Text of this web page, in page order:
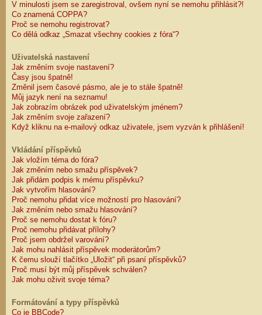
V minulosti jsem se zaregistroval, ovšem nyní se nemohu přihlásit?!
Co znamená COPPA?
Proč se nemohu registrovat?
Co dělá odkaz „Smazat všechny cookies z fóra“?
Uživatelská nastavení
Jak změním svoje nastavení?
Časy jsou špatně!
Změnil jsem časové pásmo, ale je to stále špatně!
Můj jazyk není na seznamu!
Jak zobrazím obrázek pod uživatelským jménem?
Jak změním svoje zařazení?
Když kliknu na e-mailový odkaz uživatele, jsem vyzván k přihlášení!
Vkládání příspěvků
Jak vložím téma do fóra?
Jak změním nebo smažu příspěvek?
Jak přidám podpis k mému příspěvku?
Jak vytvořím hlasování?
Proč nemohu přidat více možností pro hlasování?
Jak změním nebo smažu hlasování?
Proč se nemohu dostat k fóru?
Proč nemohu přidávat přílohy?
Proč jsem obdržel varování?
Jak mohu nahlásit příspěvek moderátorům?
K čemu slouží tlačítko „Uložit“ při psaní příspěvků?
Proč musí být můj příspěvek schválen?
Jak mohu oživit svoje téma?
Formátování a typy příspěvků
Co je BBCode?